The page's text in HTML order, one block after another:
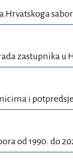
Hrvatskoga
zastupnika u
i
od 1990. do